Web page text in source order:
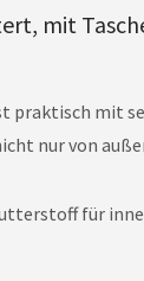
mit
mit
nur von
für